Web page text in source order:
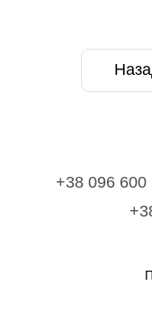
+38 096 600